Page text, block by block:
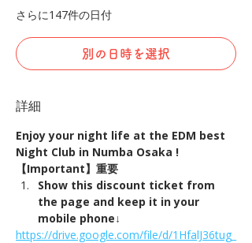
さらに147件の日付
別の日時を選択
詳細
Enjoy your night life at the EDM best
Night Club in Numba Osaka !
【Important】重要
Show this discount ticket from
the page and keep it in your
mobile phone↓
https://drive.google.com/file/d/1HfalJ36tug_